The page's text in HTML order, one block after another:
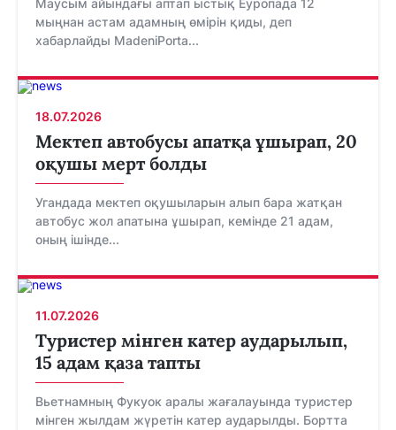
Маусым айындағы аптап ыстық Еуропада 12
мыңнан астам адамның өмірін қиды, деп
хабарлайды MadeniPorta...
18.07.2026
Мектеп автобусы апатқа ұшырап, 20
оқушы мерт болды
Угандада мектеп оқушыларын алып бара жатқан
автобус жол апатына ұшырап, кемінде 21 адам,
оның ішінде...
11.07.2026
Туристер мінген катер аударылып,
15 адам қаза тапты
Вьетнамның Фукуок аралы жағалауында туристер
мінген жылдам жүретін катер аударылды. Бортта